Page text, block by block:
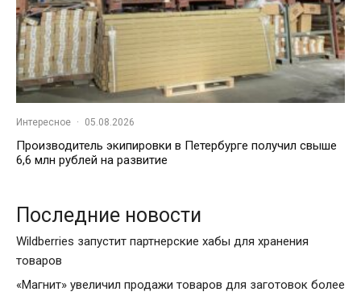
Интересное · 05.08.2026
Производитель экипировки в Петербурге получил свыше
6,6 млн рублей на развитие
Последние новости
Wildberries запустит партнерские хабы для хранения
товаров
«Магнит» увеличил продажи товаров для заготовок более